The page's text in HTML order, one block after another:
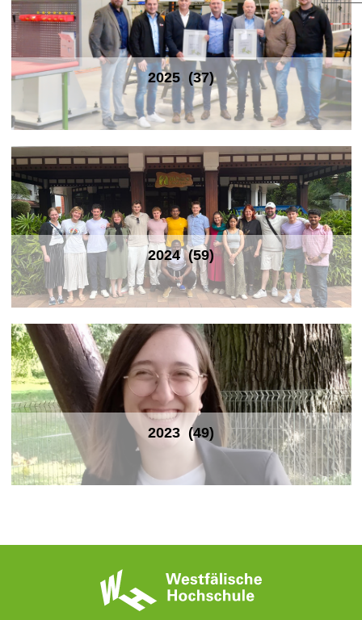
2025 (37)
2024 (59)
2023 (49)